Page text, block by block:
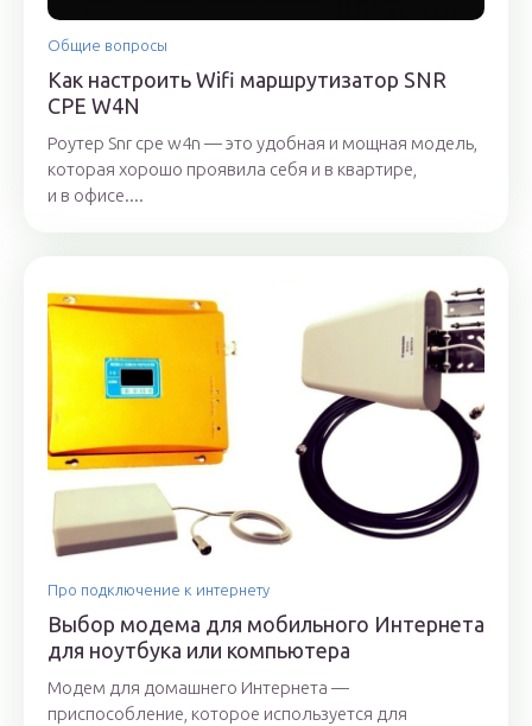
Общие вопросы
Как настроить Wifi маршрутизатор SNR
CPE W4N
Роутер Snr cpe w4n — это удобная и мощная модель,
которая хорошо проявила себя и в квартире,
и в офисе....
Про подключение к интернету
Выбор модема для мобильного Интернета
для ноутбука или компьютера
Модем для домашнего Интернета —
приспособление, которое используется для